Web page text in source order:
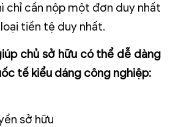
chỉ cần nộp một đơn duy nhất
tiền tệ duy nhất.
chủ sở hữu có thể dễ dàng
tế kiểu dáng công nghiệp:
sở hữu